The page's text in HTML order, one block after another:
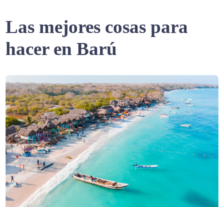
Las mejores cosas para
hacer en Barú